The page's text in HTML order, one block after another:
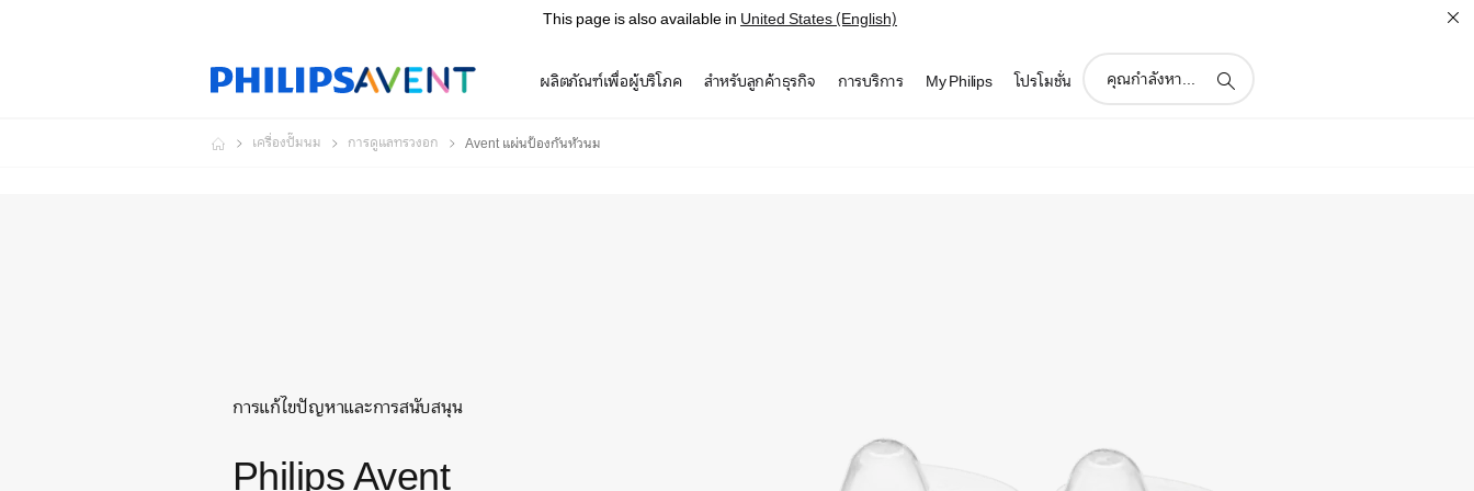
This page is also available inUnited States (English)
ผลิตภัณฑ์เพื่อผู้บริโภค สำหรับลูกค้าธุรกิจ การบริการ My Philips โปรโมชั่น
search
เครื่องปั๊มนม การดูแลทรวงอก Avent แผ่นป้องกันหัวนม
การแก้ไขปัญหาและการสนับสนุน
Philips Avent